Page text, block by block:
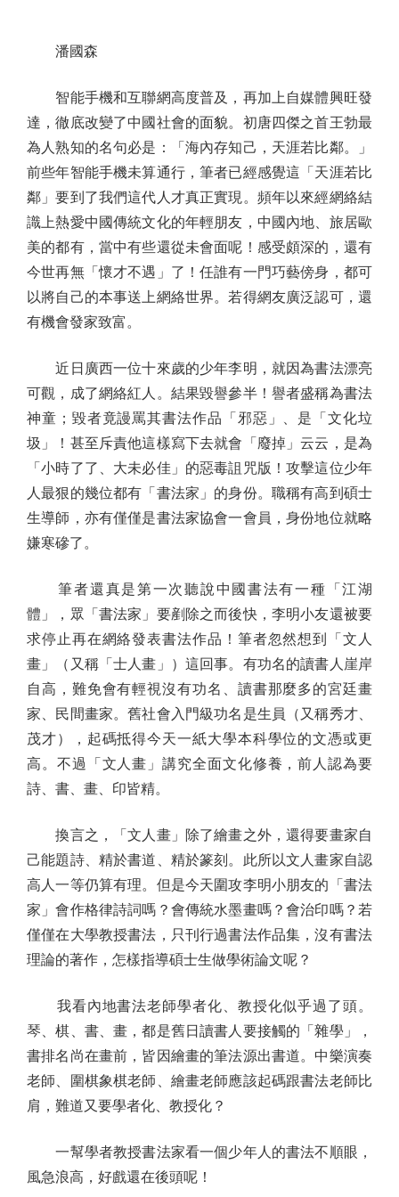
潘國森
智能手機和互聯網高度普及，再加上自媒體興旺發
達，徹底改變了中國社會的面貌。初唐四傑之首王勃最
為人熟知的名句必是：「海內存知己，天涯若比鄰。」
前些年智能手機未算通行，筆者已經感覺這「天涯若比
鄰」要到了我們這代人才真正實現。頻年以來經網絡結
識上熱愛中國傳統文化的年輕朋友，中國內地、旅居歐
美的都有，當中有些還從未會面呢！感受頗深的，還有
今世再無「懷才不遇」了！任誰有一門巧藝傍身，都可
以將自己的本事送上網絡世界。若得網友廣泛認可，還
有機會發家致富。
近日廣西一位十來歲的少年李明，就因為書法漂亮
可觀，成了網絡紅人。結果毀譽參半！譽者盛稱為書法
神童；毀者竟謾罵其書法作品「邪惡」、是「文化垃
圾」！甚至斥責他這樣寫下去就會「廢掉」云云，是為
「小時了了、大未必佳」的惡毒詛咒版！攻擊這位少年
人最狠的幾位都有「書法家」的身份。職稱有高到碩士
生導師，亦有僅僅是書法家協會一會員，身份地位就略
嫌寒磣了。
筆者還真是第一次聽說中國書法有一種「江湖
體」，眾「書法家」要剷除之而後快，李明小友還被要
求停止再在網絡發表書法作品！筆者忽然想到「文人
畫」（又稱「士人畫」）這回事。有功名的讀書人崖岸
自高，難免會有輕視沒有功名、讀書那麼多的宮廷畫
家、民間畫家。舊社會入門級功名是生員（又稱秀才、
茂才），起碼抵得今天一紙大學本科學位的文憑或更
高。不過「文人畫」講究全面文化修養，前人認為要
詩、書、畫、印皆精。
換言之，「文人畫」除了繪畫之外，還得要畫家自
己能題詩、精於書道、精於篆刻。此所以文人畫家自認
高人一等仍算有理。但是今天圍攻李明小朋友的「書法
家」會作格律詩詞嗎？會傳統水墨畫嗎？會治印嗎？若
僅僅在大學教授書法，只刊行過書法作品集，沒有書法
理論的著作，怎樣指導碩士生做學術論文呢？
我看內地書法老師學者化、教授化似乎過了頭。
琴、棋、書、畫，都是舊日讀書人要接觸的「雜學」，
書排名尚在畫前，皆因繪畫的筆法源出書道。中樂演奏
老師、圍棋象棋老師、繪畫老師應該起碼跟書法老師比
肩，難道又要學者化、教授化？
一幫學者教授書法家看一個少年人的書法不順眼，
風急浪高，好戲還在後頭呢！